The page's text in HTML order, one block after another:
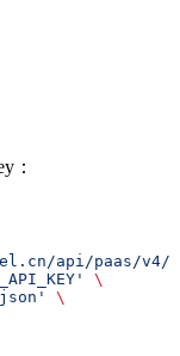
：
api/paas/v4/
\
\